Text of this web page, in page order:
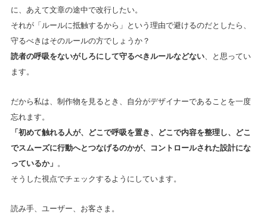
に、あえて文章の途中で改行したい。
それが「ルールに抵触するから」という理由で避けるのだとしたら、
守るべきはそのルールの方でしょうか？
読者の呼吸をないがしろにして守るべきルールなどない、と思ってい
ます。
だから私は、制作物を見るとき、自分がデザイナーであることを一度
忘れます。
「初めて触れる人が、どこで呼吸を置き、どこで内容を整理し、どこ
でスムーズに行動へとつなげるのかが、コントロールされた設計にな
っているか」 。
そうした視点でチェックするようにしています。
読み手、ユーザー、お客さま。